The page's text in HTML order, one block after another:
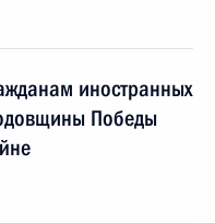
иностранных
Победы